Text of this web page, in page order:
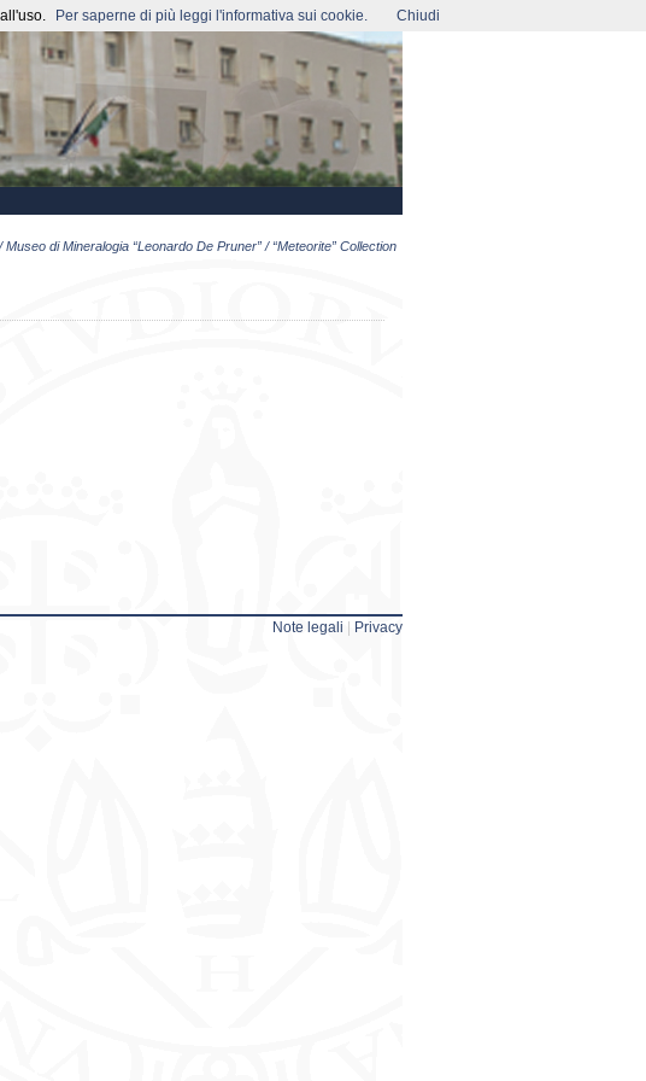
/Museo di Mineralogia “Leonardo De Pruner” / “Meteorite” Collection
Note legali Privacy
Per saperne di più leggi l'informativa sui cookie. Chiudi